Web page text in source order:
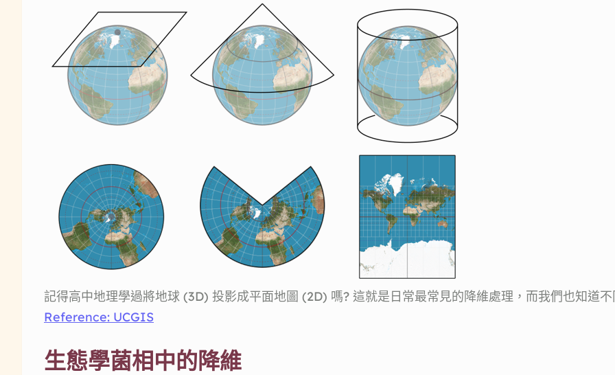
記得高中地理學過將地球 (3D) 投影成平面地圖 (2D) 嗎? 這就是日常最常見的降維處理，而我們也知道
Reference: UCGIS
生態學菌相中的降維